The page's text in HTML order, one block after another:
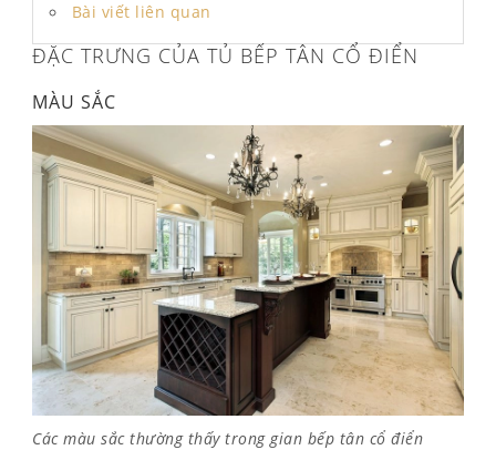
Bài viết liên quan
ĐẶC TRƯNG CỦA TỦ BẾP TÂN CỔ ĐIỂN
MÀU SẮC
Các màu sắc thường thấy trong gian bếp tân cổ điển